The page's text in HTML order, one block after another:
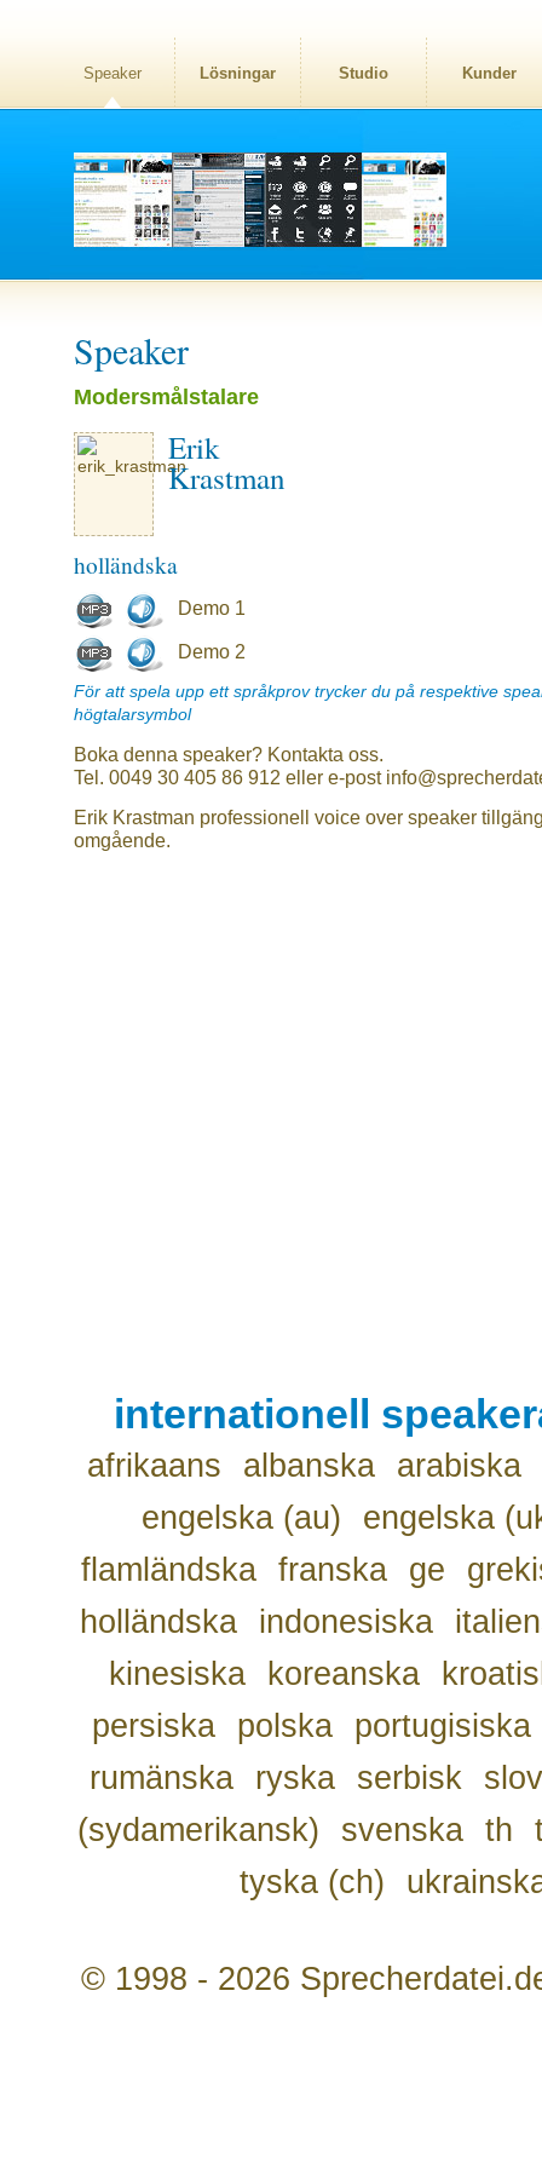
Speaker Lösningar Studio Kunder
Speaker
Modersmålstalare
Erik
Krastman
holländska
Demo 1
Demo 2
För att spela upp ett språkprov trycker du på respektive
högtalarsymbol
Boka denna speaker? Kontakta oss.
Tel. 0049 30 405 86 912 eller e-post
Erik Krastman professionell voice over speaker
omgående.
internationell
afrikaans albanska
arabiska
engelska (au)
engelska
flamländska franska ge
holländska
indonesiska
kinesiska
koreanska
persiska
polska
portugisiska
rumänska
ryska serbisk
(sydamerikansk)
svenska th
tyska (ch)
© 1998 - 2026